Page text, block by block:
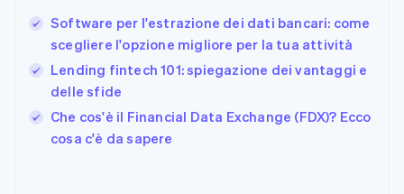
Software per l'estrazione dei dati bancari: come
scegliere l'opzione migliore per la tua attività
Lending fintech 101: spiegazione dei vantaggi e
delle sfide
Che cos'è il Financial Data Exchange (FDX)? Ecco
cosa c'è da sapere
DeutschEnglish
Giappone
日本語 English
Gibilterra
English
Grecia
English